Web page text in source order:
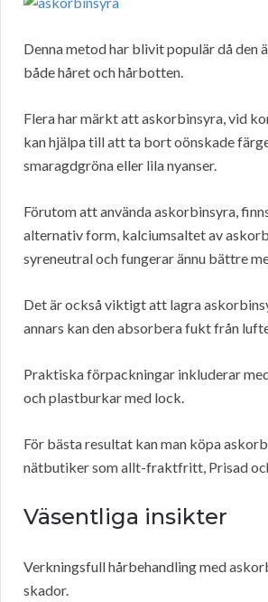
Denna metod har blivit populär då den
både håret och hårbotten.
Flera har märkt att askorbinsyra, vid
kan hjälpa till att ta bort oönskade
smaragdgröna eller lila nyanser.
Förutom att använda askorbinsyra,
alternativ form, kalciumsaltet av
syreneutral och fungerar ännu bättre
Det är också viktigt att lagra
annars kan den absorbera fukt från
Praktiska förpackningar inkluderar
och plastburkar med lock.
För bästa resultat kan man köpa
nätbutiker som allt-fraktfritt, Prisad
Väsentliga insikter
Verkningsfull hårbehandling med
skador.